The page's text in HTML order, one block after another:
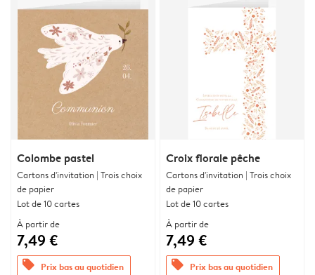
Colombe pastel
Cartons d'invitation | Trois choix
de papier
Lot de 10 cartes
À partir de
7,49 €
offers Prix bas au quotidien
Croix florale pêche
Cartons d'invitation | Trois choix
de papier
Lot de 10 cartes
À partir de
7,49 €
offers Prix bas au quotidien